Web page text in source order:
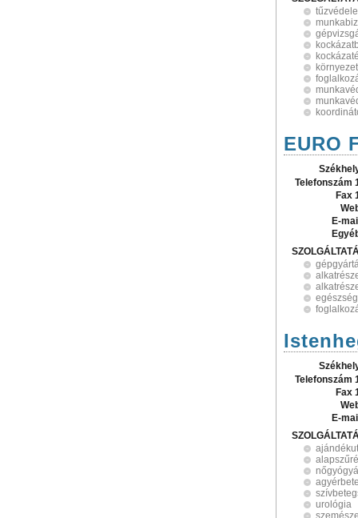
EURO
Telefonszám
Fax
E-
Telefonszám
Fax
E-
urológia